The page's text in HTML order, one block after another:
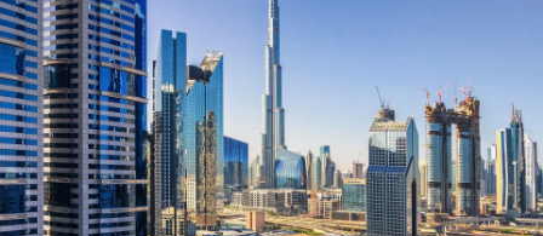
INFRAESTRUCTURA
Conexión Remote
Integra los RR. HH. en tus flujos de trabajo sin
complicaciones.
Plataforma
Funciones esenciales de RR. HH. integradas para tu
equipo.
Mediana empresa
Amplía tu equipo con soluciones de RR. HH.
personalizadas.
Empresa
RR. HH. globales para grandes empresas.
Guías y recursos
Casos prácticos
Glosario de RR. HH.
Listas de verificación y plantillas
Biblioteca de descripciones de puestos
Español
Italiano
Português (Portugal)
日本語